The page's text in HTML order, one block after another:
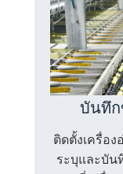
บันทึก
ติดตั้งเครื่อ
ระบุและบัน